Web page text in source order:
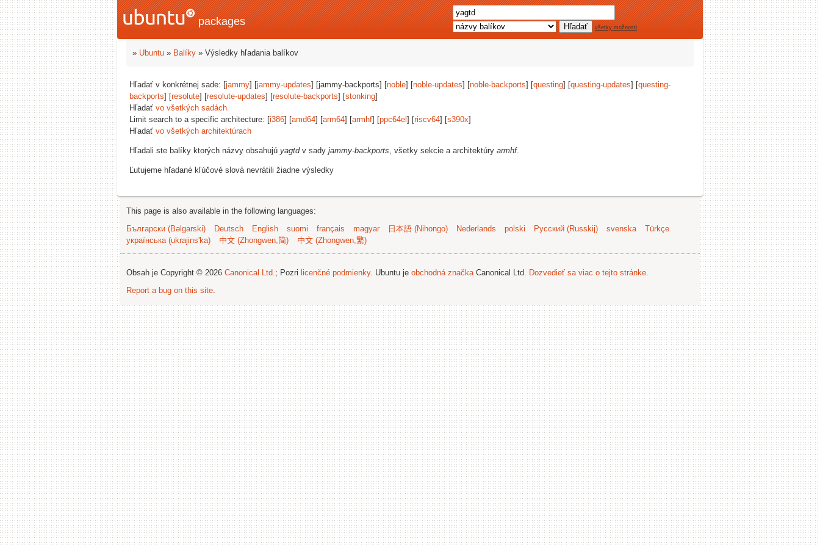
packages všetky možnosti
» Ubuntu » Balíky » Výsledky hľadania balíkov
Hľadať v konkrétnej sade: [jammy] [jammy-updates] [jammy-backports] [noble] [noble-updates] [noble-backports] [questing] [questing-updates] [questing-
backports] [resolute] [resolute-updates] [resolute-backports] [stonking]
Hľadať vo všetkých sadách
Limit search to a specific architecture: [i386] [amd64] [arm64] [armhf] [ppc64el ] [riscv64] [s390x]
Hľadať vo všetkých architektúrach
Hľadali ste balíky ktorých názvy obsahujú yagtdv sady jammy-backports, všetky sekcie a architektúry armhf.
Ľutujeme hľadané kľúčové slová nevrátili žiadne výsledky
This page is also available in the following languages:
Български (Bəlgarski)
Deutsch English suomi français magyar 日本語 (Nihongo) Nederlands polski Русский (Russkij) svenska
Türkçe
українська (ukrajins'ka)
中文 (Zhongwen,简) 中文 (Zhongwen,繁)
Obsah je Copyright © 2026 Canonical Ltd.; Pozri licenčné podmienky. Ubuntu je obchodná značkaCanonical Ltd. Dozvedieť sa viac o tejto stránke.
Report a bug on this site.